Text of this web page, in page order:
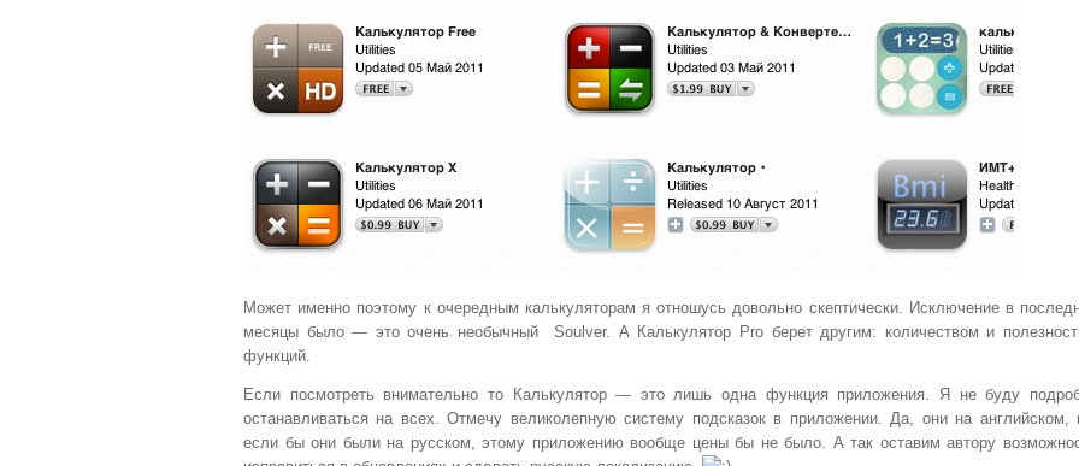
Может именно поэтому к очередным калькуляторам я отношусь довольно скептически. Исключение в
месяцы было — это очень необычный Soulver. А Калькулятор Pro берет другим: количеством и
функций.
Если посмотреть внимательно то Калькулятор — это лишь одна функция приложения. Я не буду
останавливаться на всех. Отмечу великолепную систему подсказок в приложении. Да, они на английском,
если бы они были на русском, этому приложению вообще цены бы не было. А так оставим автору